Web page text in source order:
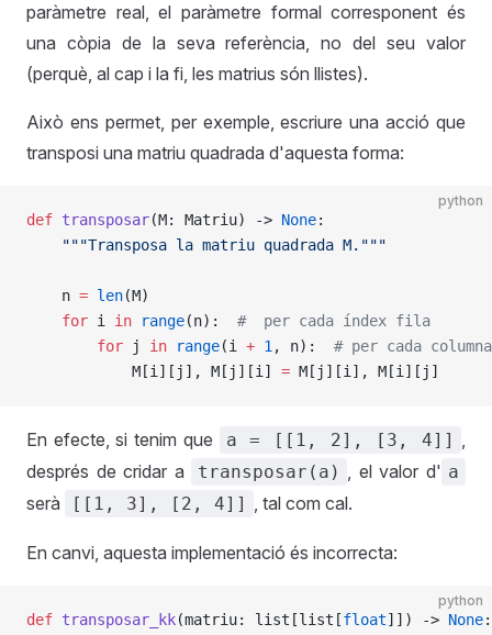
paràmetre real, el paràmetre formal corresponent és
una còpia de la seva referència, no del seu valor
(perquè, al cap i la fi, les matrius són llistes).
Això ens permet, per exemple, escriure una acció que
transposi una matriu quadrada d'aquesta forma:
python
def transposar(M: Matriu) -> None:
    """Transposa la matriu quadrada M."""
    n
= len(M)
    for
i in range(n): #  per cada índex fila
        for
j in range(i + 1 , n): # per cada
            M[i][j], M[j][i]
= M[j][i], M[i][j]
En efecte, si tenim que a = [[1, 2], [3, 4]] ,
després de cridar a
transposar(a) , el valor d' a
serà [[1, 3], [2, 4]] , tal com cal.
En canvi, aquesta implementació és incorrecta:
python
def transposar_kk(matriu: list[list[float]]) -> None: